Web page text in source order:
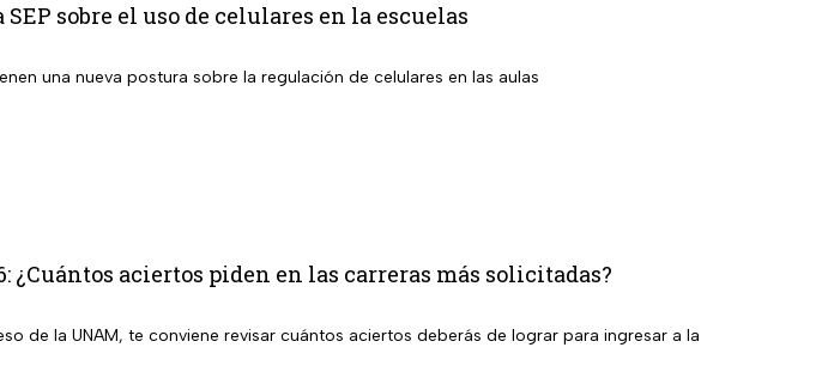
sobre el uso de celulares en la escuelas
una nueva postura sobre la regulación de celulares en las aulas
¿Cuántos aciertos piden en las carreras más solicitadas?
de la UNAM, te conviene revisar cuántos aciertos deberás de lograr para ingresar a la